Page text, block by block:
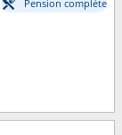
Pension complète